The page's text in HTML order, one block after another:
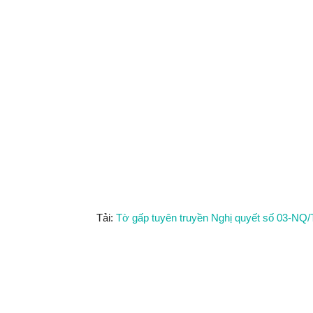
Tải: Tờ gấp tuyên truyền Nghị quyết số 03-NQ/